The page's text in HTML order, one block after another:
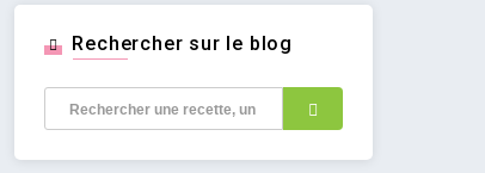
Rechercher sur le blog